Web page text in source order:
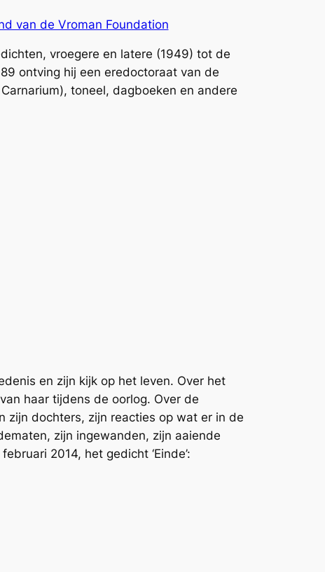
van de Vroman Foundation
vroegere en latere (1949) tot de
ontving hij een eredoctoraat van de
), toneel, dagboeken en andere
en zijn kijk op het leven. Over het
haar tijdens de oorlog. Over de
zijn dochters, zijn reacties op wat er in de
zijn ingewanden, zijn aaiende
2014, het gedicht ‘Einde’: